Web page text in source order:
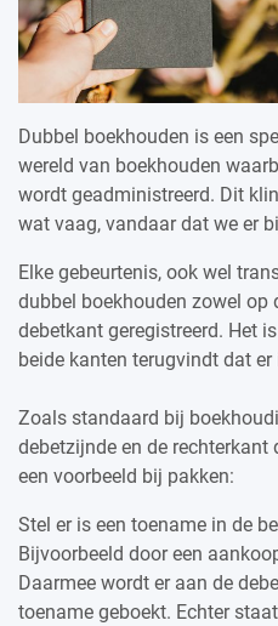
Dubbel boekhouden is een
wereld van boekhouden
wordt geadministreerd. Dit
wat vaag, vandaar dat we er
Elke gebeurtenis, ook wel
dubbel boekhouden zowel op
debetkant geregistreerd. Het
beide kanten terugvindt dat
Zoals standaard bij
debetzijnde en de rechterkant
een voorbeeld bij pakken:
Stel er is een toename in de
Bijvoorbeeld door een
Daarmee wordt er aan de
toename geboekt. Echter